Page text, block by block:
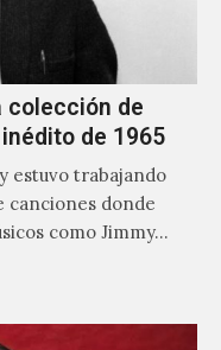
colección de
de 1965
estuvo trabajando
canciones donde
como Jimmy…